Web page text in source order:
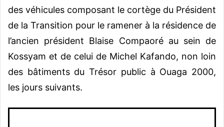
des véhicules composant le cortège du Président
de la Transition pour le ramener à la résidence de
l’ancien président Blaise Compaoré au sein de
Kossyam et de celui de Michel Kafando, non loin
des bâtiments du Trésor public à Ouaga 2000,
les jours suivants.